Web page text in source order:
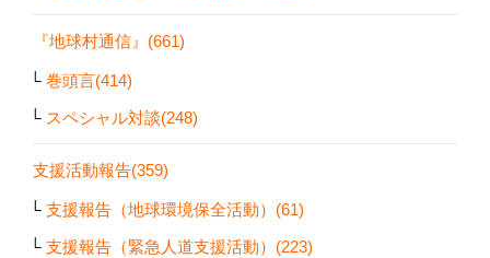
『地球村通信』(661)
巻頭言(414)
スペシャル対談(248)
支援活動報告(359)
支援報告（地球環境保全活動）(61)
支援報告（緊急人道支援活動）(223)